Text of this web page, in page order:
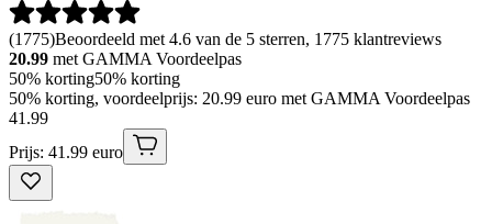
(1775)Beoordeeld met 4.6 van de 5 sterren, 1775 klantreviews
20.99 met GAMMA Voordeelpas
50% korting50% korting
50% korting, voordeelprijs: 20.99 euro met GAMMA Voordeelpas
41 .99
Prijs: 41.99 euro